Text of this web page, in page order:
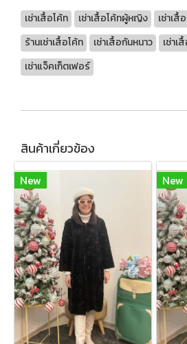
เช่าเสื้อโค้ท เช่าเสื้อโค้ทผู้หญิง
เช่าเสื้
ร้านเช่าเสื้อโค้ท
เช่าเสื้อกันหนาว เช่าเ
เช่าแจ็คเก็ตเฟอร์
สินค้าเกี่ยวข้อง
New New